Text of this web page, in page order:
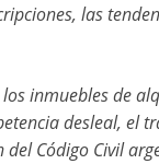
las
inmuebles de
desleal, el
Código Civil